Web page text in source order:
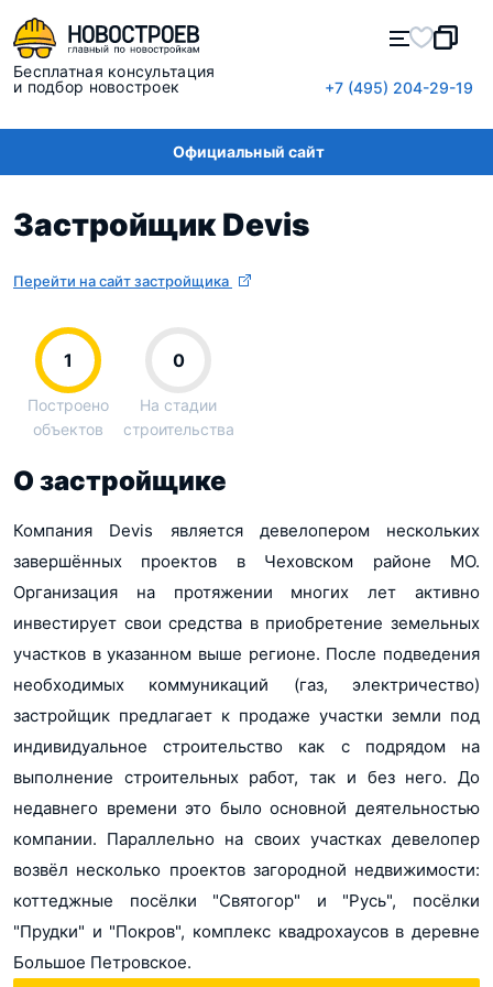
Бесплатная консультация
и подбор новостроек
+7 (495) 204-29-19
Официальный сайт
Застройщик Devis
Перейти на сайт застройщика
1
Построено
объектов
0
На стадии
строительства
О застройщике
Компания Devis является девелопером нескольких
завершённых проектов в Чеховском районе МО.
Организация на протяжении многих лет активно
инвестирует свои средства в приобретение земельных
участков в указанном выше регионе. После подведения
необходимых коммуникаций (газ, электричество)
застройщик предлагает к продаже участки земли под
индивидуальное строительство как с подрядом на
выполнение строительных работ, так и без него. До
недавнего времени это было основной деятельностью
компании. Параллельно на своих участках девелопер
возвёл несколько проектов загородной недвижимости:
коттеджные посёлки "Святогор" и "Русь", посёлки
"Прудки" и "Покров", комплекс квадрохаусов в деревне
Большое Петровское.